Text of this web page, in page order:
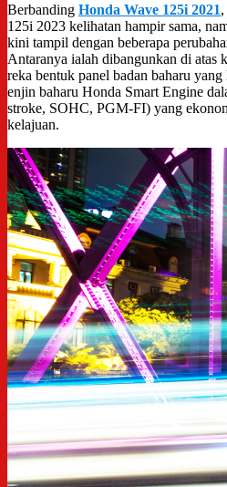
Berbanding Honda Wave 125i 2021
125i 2023 kelihatan hampir sama,
kini tampil dengan beberapa
Antaranya ialah dibangunkan di atas
reka bentuk panel badan baharu
enjin baharu Honda Smart Engine
stroke, SOHC, PGM-FI) yang
kelajuan.